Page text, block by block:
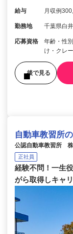
給与 月収例
勤務地 千葉県白
応募資格
年齢・性
け・クレ
後で見る
自動車教習所
公認自動車教習所
正社員
経験不問！一生
がら取得しキャ